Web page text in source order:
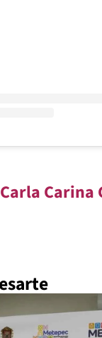
Carla Carina